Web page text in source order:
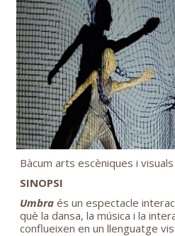
Bàcum arts escèniques i visuals
SINOPSI
Umbra és un espectacle
què la ​dansa, la música i la
conflueixen en un llenguatge